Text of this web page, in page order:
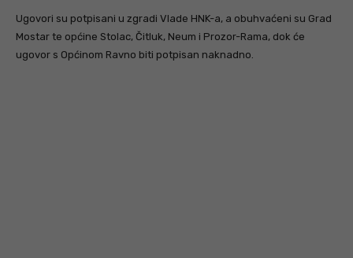
Ugovori su potpisani u zgradi Vlade HNK-a, a obuhvaćeni su Grad
Mostar te općine Stolac, Čitluk, Neum i Prozor-Rama, dok će
ugovor s Općinom Ravno biti potpisan naknadno.